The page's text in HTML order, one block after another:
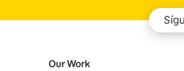
Our Work